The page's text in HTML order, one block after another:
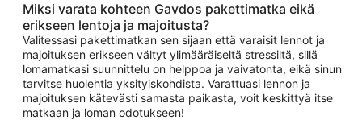
Miksi varata kohteen Gavdos pakettimatka eikä
erikseen lentoja ja majoitusta?
Valitessasi pakettimatkan sen sijaan että varaisit lennot ja
majoituksen erikseen vältyt ylimääräiseltä stressiltä, sillä
lomamatkasi suunnittelu on helppoa ja vaivatonta, eikä sinun
tarvitse huolehtia yksityiskohdista. Varattuasi lennon ja
majoituksen kätevästi samasta paikasta, voit keskittyä itse
matkaan ja loman odotukseen!